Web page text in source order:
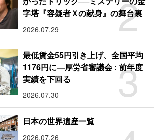
2
字塔『容疑者Ｘの献身』の舞台裏
2026.07.29
3
最低賃金55円引き上げ、全国平均
1176円に―厚労省審議会 : 前年度
実績を下回る
2026.07.30
日本の世界遺産一覧
2026.07.26